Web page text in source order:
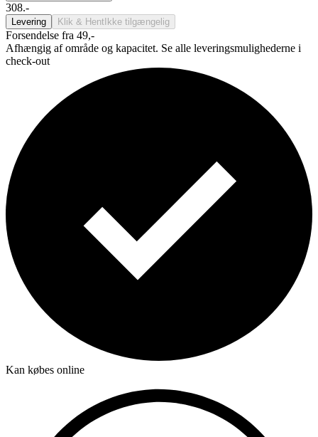
308.-
Levering Klik & Hent Ikke tilgængelig
Forsendelse fra 49,-
Afhængig af område og kapacitet. Se alle leveringsmulighederne i
check-out
Kan købes online